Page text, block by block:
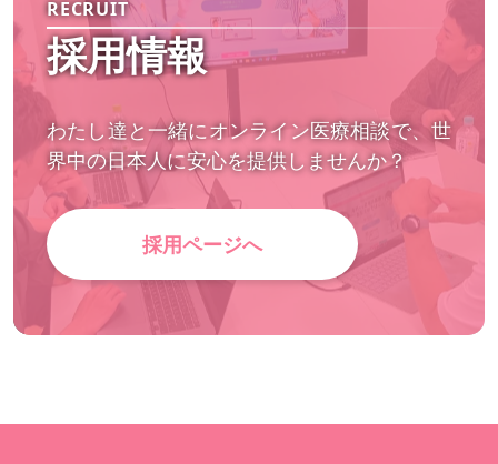
RECRUIT
採用情報
わたし達と一緒にオンライン医療相談で、世
界中の日本人に安心を提供しませんか？
採用ページへ